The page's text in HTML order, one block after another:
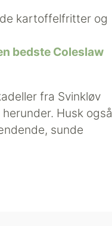
kartoffelfritter og
bedste Coleslaw
fra Svinkløv
Husk også
sunde